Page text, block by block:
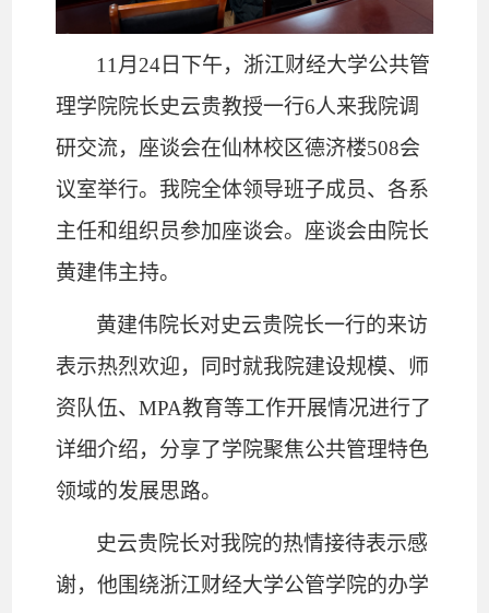
11 月 24日下午，浙江财经大学公共管
理学院院长史云贵教授一行6人来我院调
研交流，座谈会在仙林校区德济楼508会
议室举行。 我院全体领导班子成员、各系
主任和组织员参加座谈会。座谈会由院长
黄建伟主持。
黄建伟院长对史云贵院长一行的来访
表示热烈欢迎，同时就我院建设规模、师
资队伍、MPA教育等工作开展情况进行了
详细介绍，分享了学院聚焦公共管理特色
领域的发展思路。
史云贵院长对我院的热情接待表示感
谢，他围绕浙江财经大学公管学院的办学